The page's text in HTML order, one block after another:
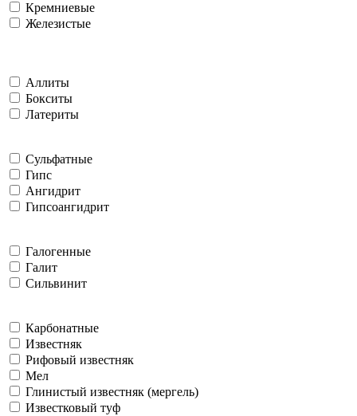
Кремниевые
Железистые
Аллиты
Бокситы
Латериты
Сульфатные
Гипс
Ангидрит
Гипсоангидрит
Галогенные
Галит
Сильвинит
Карбонатные
Известняк
Рифовый известняк
Мел
Глинистый известняк (мергель)
Известковый туф